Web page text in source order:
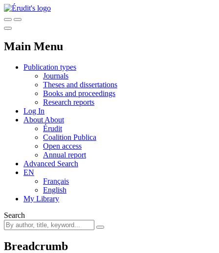
Main Menu
Publication types
Journals
Theses and dissertations
Books and proceedings
Research reports
Log In
About About
Érudit
Coalition Publica
Open access
Annual report
Advanced Search
EN
Français
English
My Library
Search
Breadcrumb